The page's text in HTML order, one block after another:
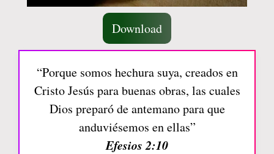
Download
“Porque somos hechura suya, creados en
Cristo Jesús para buenas obras, las cuales
Dios preparó de antemano para que
anduviésemos en ellas”
Efesios 2:10